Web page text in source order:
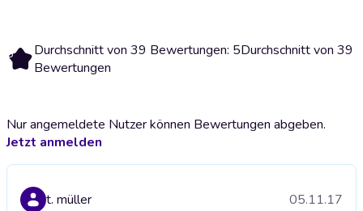
5 Durchschnitt von 39 Bewertungen: 5Durchschnitt von 39
Bewertungen
Nur angemeldete Nutzer können Bewertungen abgeben.
Jetzt anmelden
t. müller 05.11.17